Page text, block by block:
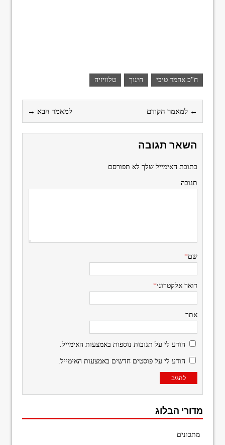
ח"כ אחמד טיבי חינוך טלוויזיה
← למאמר הקודם למאמר הבא →
השאר תגובה
כתובת האימייל שלך לא תפורסם
תגובה
שם*
דואר אלקטרוני*
אתר
הודע לי על תגובות נוספות באמצעות האימייל.
הודע לי על פוסטים חדשים באמצעות האימייל.
מדורי הבלוג
מתכונים